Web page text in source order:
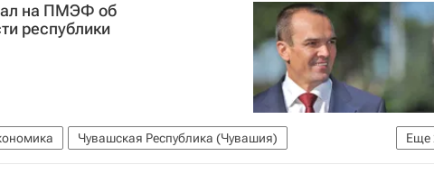
на ПМЭФ об
республики
Еще
Чувашская Республика (Чувашия)
международный экономический форум" (фонд)